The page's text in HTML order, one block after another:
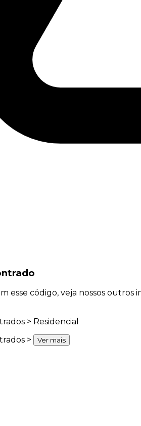
esse código, veja nossos outros
> Residencial
> Ver mais